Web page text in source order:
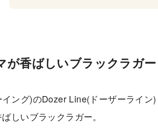
が香ばしいブラックラガー
ング)のDozer Line(ドーザーライン)
しいブラックラガー。